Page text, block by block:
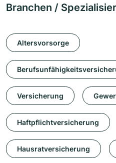
Branchen /
Altersvorsorge
Versicherung
Haftpflichtversicherung
Hausratversicherung